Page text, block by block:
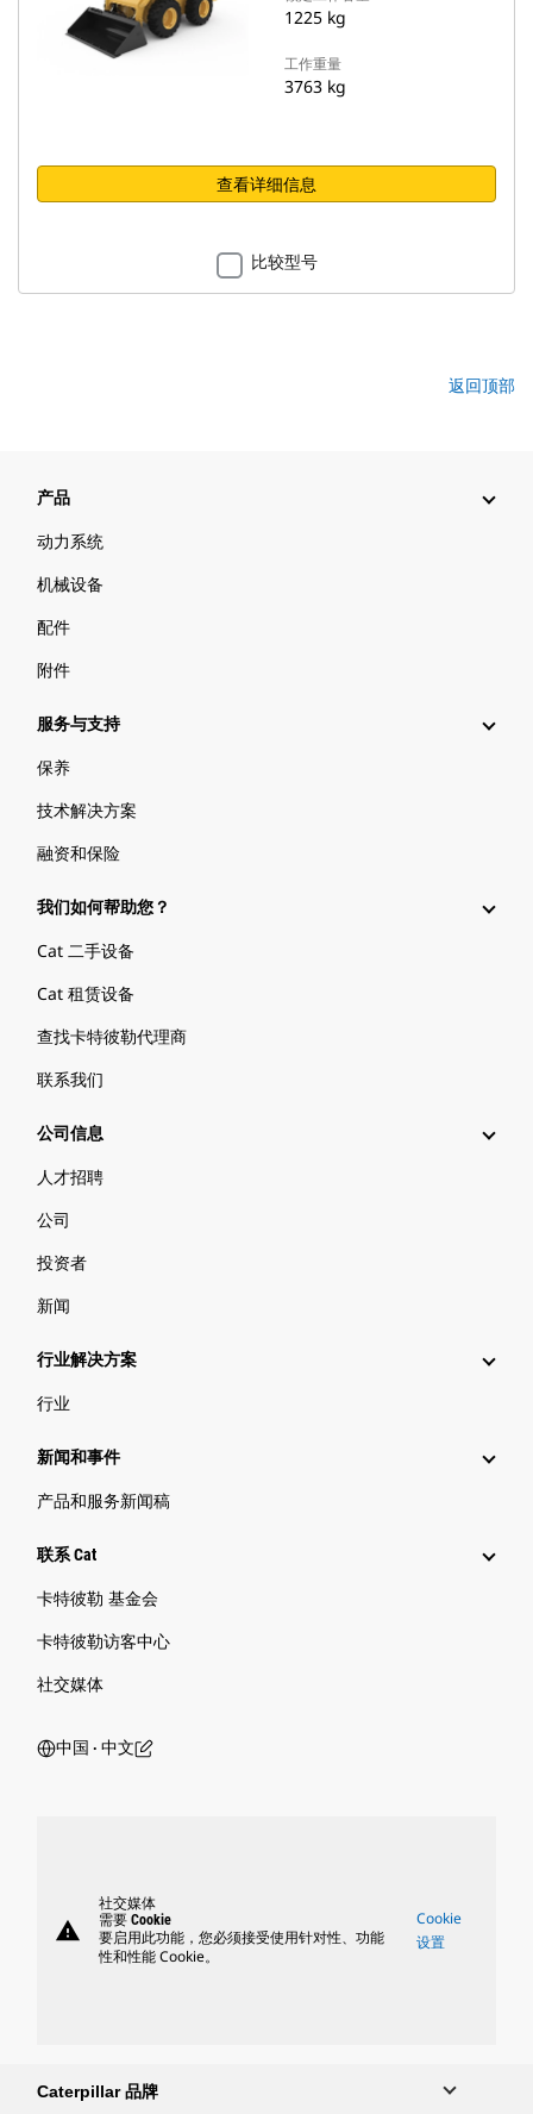
1225 kg
工作重量
3763 kg
查看详细信息
比较型号
返回顶部
产品
动力系统
机械设备
配件
附件
服务与支持
保养
技术解决方案
融资和保险
我们如何帮助您？
Cat 二手设备
Cat 租赁设备
查找卡特彼勒代理商
联系我们
公司信息
人才招聘
公司
投资者
新闻
行业解决方案
行业
新闻和事件
产品和服务新闻稿
联系 Cat
卡特彼勒 基金会
卡特彼勒访客中心
社交媒体
中国 ‧ 中文
warning
社交媒体
需要 Cookie
要启用此功能，您必须接受使用针对性、功能
性和性能 Cookie。
Cookie
设置
Caterpillar 品牌